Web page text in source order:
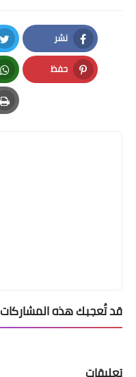
نشر
Facebook
حفظ
Pinterest
قد تُعجبك هذه المشاركات